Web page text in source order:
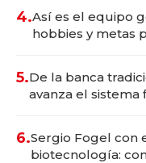
4.Así es el equipo
hobbies y metas
5.De la banca
avanza el
6.Sergio Fogel con
biotecnología: